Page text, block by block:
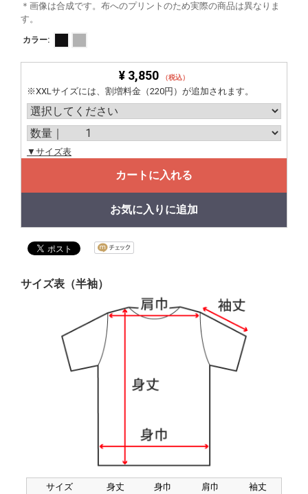
＊画像は合成です。布へのプリントのため実際の商品は異なりま
す。
カラー:
¥ 3,850 （税込）
※XXLサイズには、割増料金（220円）が追加されます。
▼サイズ表
カートに入れる
お気に入りに追加
サイズ表（半袖）
サイズ 身丈 身巾 肩巾
袖丈